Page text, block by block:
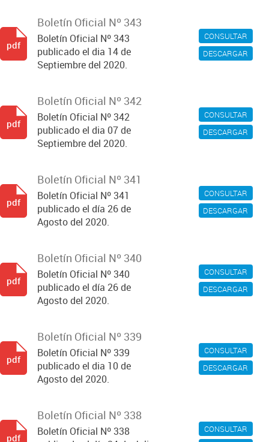
CONSULTAR
DESCARGAR
Boletín Oficial Nº 343
Boletín Oficial Nº 343
publicado el dia 14 de
Septiembre del 2020.
pdf
CONSULTAR
DESCARGAR
Boletín Oficial Nº 342
Boletín Oficial Nº 342
publicado el dia 07 de
Septiembre del 2020.
pdf
CONSULTAR
DESCARGAR
Boletín Oficial Nº 341
Boletín Oficial Nº 341
publicado el día 26 de
Agosto del 2020.
pdf
CONSULTAR
DESCARGAR
Boletín Oficial Nº 340
Boletín Oficial Nº 340
publicado el día 26 de
Agosto del 2020.
pdf
CONSULTAR
DESCARGAR
Boletín Oficial Nº 339
Boletín Oficial Nº 339
publicado el dia 10 de
Agosto del 2020.
pdf
CONSULTAR
Boletín Oficial Nº 338
Boletín Oficial Nº 338
pdf